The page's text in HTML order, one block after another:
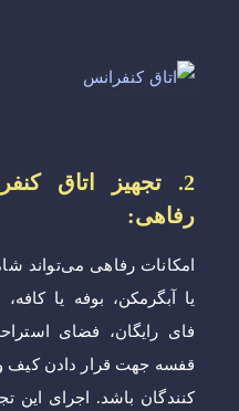
2. تجهیز اتاق
رفاهی:
امکانات رفاهی می‌تواند
یا آبگرمکن، بوفه یا
فای رایگان، فضای
قفسه جهت قرار دادن
کنندگان باشد. اجرای این